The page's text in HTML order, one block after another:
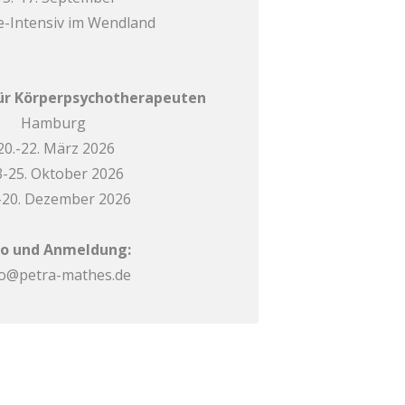
Intensiv im Wendland
Körperpsychotherapeuten
Hamburg
22. März 2026
25. Oktober 2026
Dezember 2026
und Anmeldung:
mathes.de